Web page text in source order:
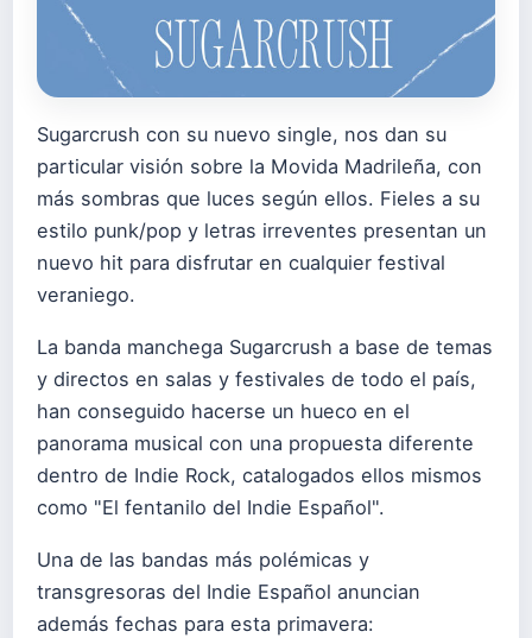
Sugarcrush con su nuevo single, nos dan su
particular visión sobre la Movida Madrileña, con
más sombras que luces según ellos. Fieles a su
estilo punk/pop y letras irreventes presentan un
nuevo hit para disfrutar en cualquier festival
veraniego.
La banda manchega Sugarcrush a base de temas
y directos en salas y festivales de todo el país,
han conseguido hacerse un hueco en el
panorama musical con una propuesta diferente
dentro de Indie Rock, catalogados ellos mismos
como "El fentanilo del Indie Español".
Una de las bandas más polémicas y
transgresoras del Indie Español anuncian
además fechas para esta primavera: